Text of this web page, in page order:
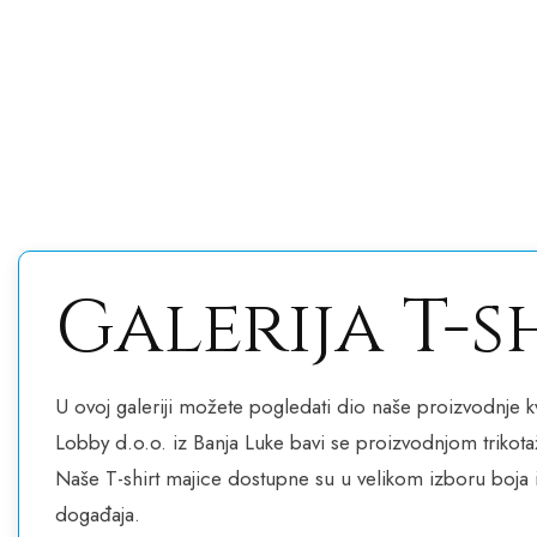
Galerija T-
U ovoj galeriji možete pogledati dio naše proizvodnje
Lobby d.o.o. iz Banja Luke bavi se proizvodnjom
Naše T-shirt majice dostupne su u velikom izboru
događaja.